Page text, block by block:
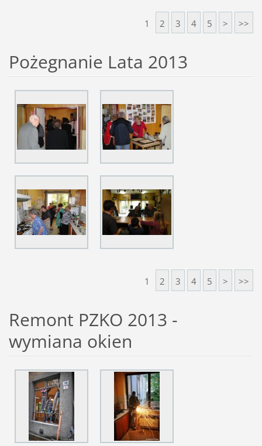
1 2 3 4 5 > >>
Pożegnanie Lata 2013
1 2 3 4 5 > >>
Remont PZKO 2013 -
wymiana okien